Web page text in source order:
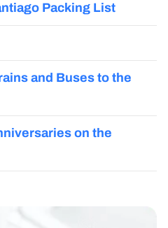
Packing List
and Buses to the
on the